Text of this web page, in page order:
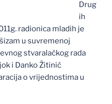
Drug
ih
radionica mladih je
u suvremenoj
stvaralačkog rada
i Danko Žitinić
o vrijednostima u